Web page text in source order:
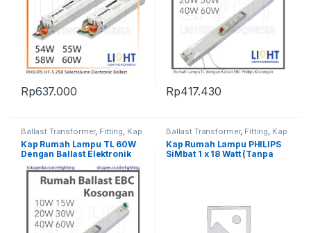
Rp637.000 Rp417.430
Ballast Transformer, Fitting, Kap
Rumah Lampu Kap TL
Kap Rumah Lampu TL 60W
Dengan Ballast Elektronik
PHILIPS EBC 58W
Ballast Transformer, Fitting, Kap
Rumah Lampu Kap TL
Kap Rumah Lampu PHILIPS
SiMbat 1 x 18 Watt (Tanpa